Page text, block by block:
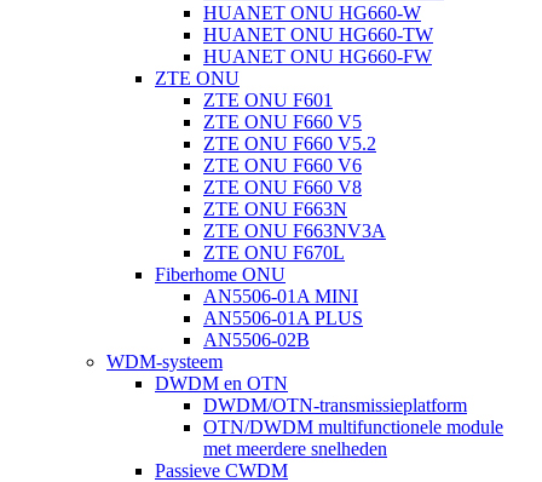
HUANET ONU HG660-W
HUANET ONU HG660-TW
HUANET ONU HG660-FW
ZTE ONU
ZTE ONU F601
ZTE ONU F660 V5
ZTE ONU F660 V5.2
ZTE ONU F660 V6
ZTE ONU F660 V8
ZTE ONU F663N
ZTE ONU F663NV3A
ZTE ONU F670L
Fiberhome ONU
AN5506-01A MINI
AN5506-01A PLUS
AN5506-02B
WDM-systeem
DWDM en OTN
DWDM/OTN-transmissieplatform
OTN/DWDM multifunctionele module
met meerdere snelheden
Passieve CWDM